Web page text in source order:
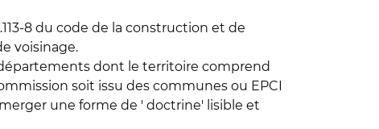
8 du code de la construction et de
voisinage.
dont le territoire comprend
soit issu des communes ou EPCI
une forme de ' doctrine' lisible et